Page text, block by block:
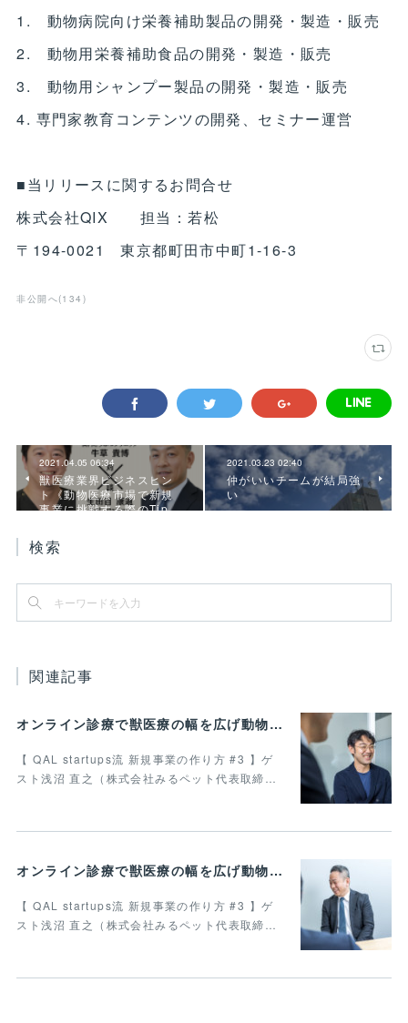
1. 動物病院向け栄養補助製品の開発・製造・販売
2. 動物用栄養補助食品の開発・製造・販売
3. 動物用シャンプー製品の開発・製造・販売
4. 専門家教育コンテンツの開発、セミナー運営
■当リリースに関するお問合せ
株式会社QIX 担当：若松
〒194-0021 東京都町田市中町1-16-3
非公開へ(134 )
2021.04.05 06:34
獣医療業界ビジネスヒン
ト《動物医療市場で新規
事業に挑戦する際のTip…
2021.03.23 02:40
仲がいいチームが結局強
い
検索
関連記事
オンライン診療で獣医療の幅を広げ動物病院の業務効率化を叶えたい 最終回
【 QAL startups流 新規事業の作り方 #3 】ゲ
スト浅沼 直之（株式会社みるペット代表取締…
オンライン診療で獣医療の幅を広げ動物病院の業務効率化を叶えたい Vol.4
【 QAL startups流 新規事業の作り方 #3 】ゲ
スト浅沼 直之（株式会社みるペット代表取締…